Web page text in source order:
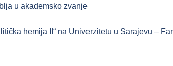
u akademsko zvanje
hemija II“ na Univerzitetu u Sarajevu –